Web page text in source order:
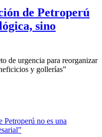
de Petroperú
sino
de urgencia para reorganizar
y gollerías”